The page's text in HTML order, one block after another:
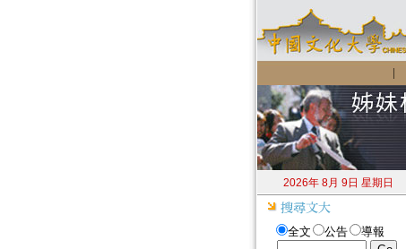
|
2026年 8月 9日 星期日
全文 公告 導報